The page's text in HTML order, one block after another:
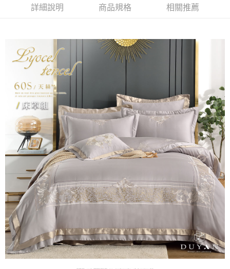
【大哥付你分期使用說明】
1.本服務由台灣大哥大提供，台灣大哥大用戶可立即使用無須另外申請。
3.實際核准額度、可分期數及費用金額請依後續交易確認頁面所載為準。
4.訂單成立30分鐘內，如未前往確認交易或遇審核未通過，訂單將自動取
消。如遇「轉專審核」未通過狀況，表示未達大哥付你分期系統評分，恕無
法說明評估內容。
【繳款方式說明】
1.分期款項不併入電信帳單，「大哥付你分期」於每月結算日後寄送繳費提
醒簡訊。
2.透過簡訊連結打開帳單後，可選擇「超商條碼／台灣大直營門市／銀行轉
帳／街口支付／iPASS MONEY」等通路繳費。
【注意事項】
1.本服務係由「台灣大哥大股份有限公司」（以下簡稱本公司）所提供，讓
用戶於交易時，得透過本服務購買商品或服務，並由商店將買賣／分期付款
買賣價金債權讓與本公司後，依約使用本公司帳單繳交帳款。
2.基於同意付款使用「大哥付你分期」之契約關係目的，商店將以您的個人
資料（包含姓名、電話或地址）提供予台灣大哥大進項蒐集、處理及利用，
由本公司與您本人進行分期帳單所需資料之確認、核對及更正。
3.完整用戶服務條款，請詳閱以下連結：
https://oppay.tw/userRule
AFTEE先享後付
AFTEE先享後付是「在收到商品之後才付款」的支付方式。 讓您購物簡單
便利好安心！
１．簡單：不需註冊會員、不需綁卡、不需儲值。
２．便利：只要手機號碼，簡訊認證，即可結帳。
３．安心：先確認商品／服務後，再付款。
【「AFTEE先享後付」結帳流程】
１．於結帳方式選擇「AFTEE先享後付」後，將跳轉至「AFTEE先享後付」
結帳頁面，進行簡訊認證並確認金額後，即可完成結帳。
２．訂單成立數日內，您將收到繳費通知簡訊。
３．收到繳費通知簡訊後14天內，點擊此簡訊中的連結，可透過四大超商／
ATM／網路銀行／等多元方式進行付款，方視為交易完成。
※ 請注意：結帳手續完成當下不需立刻繳費，但若您需要取消訂單，請聯絡
購買商品的店家。未經商家同意取消之訂單仍視為有效，需透過AFTEE先享
後付繳納相關費用。
※ 交易是否成功請以「AFTEE先享後付 」之結帳頁面顯示為準，若有關於
是否繳費成功／繳費後需取消欲退款等相關疑問，請聯繫「AFTEE先享後付
客戶支援中心」https://netprotections.freshdesk.com/support/home
【注意事項】
１．透過由恩沛科技股份有限公司提供之「AFTEE先享後付」服務完成之交
易，需依本服務之必要範圍內提供個人資料，並將交易相關給付款項請求債
權轉讓予恩沛科技股份有限公司。
２．關於個人資料處理事宜，請瀏覽以下網址：
https://aftee.tw/terms/#terms3
相關說明
「Hami Point」為中華電信所提供之點數服務，可於會員專區綁定中華電信
會員帳號後，即可在購物車使用 Hami Point 折抵消費金額 (1點等於1元)。
運送方式
新竹貨運
每筆NT$80，滿NT$999(含以上)免運費
詳細說明 商品規格 相關推薦